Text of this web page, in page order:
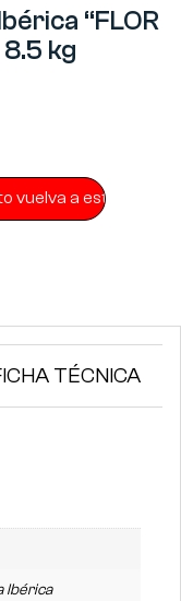
“FLOR
8.5 kg
TÉCNICA
Ibérica